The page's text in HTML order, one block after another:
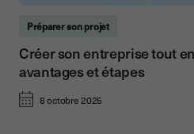
Préparer son projet
Créer son entreprise tout
avantages et étapes
8 octobre 2025